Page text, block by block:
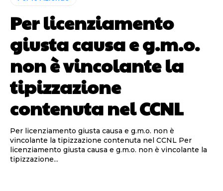
Per licenziamento
giusta causa e g.m.o.
non è vincolante la
tipizzazione
contenuta nel CCNL
Per licenziamento giusta causa e g.m.o. non è
vincolante la tipizzazione contenuta nel CCNL Per
licenziamento giusta causa e g.m.o. non è vincolante la
tipizzazione...